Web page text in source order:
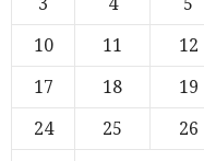
3
4 5
10
11 12
17
18 19
24
25 26